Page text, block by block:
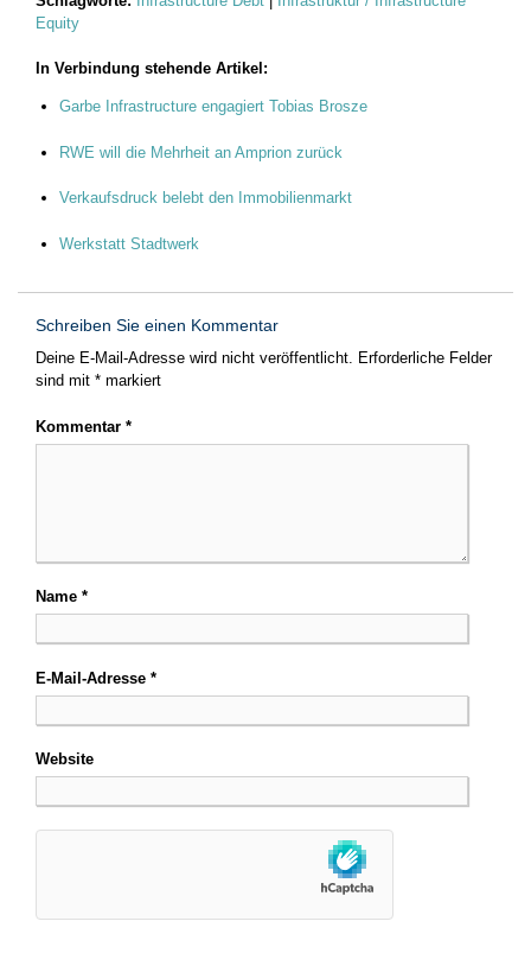
Equity
In Verbindung stehende Artikel:
Garbe Infrastructure engagiert Tobias Brosze
RWE will die Mehrheit an Amprion zurück
Verkaufsdruck belebt den Immobilienmarkt
Werkstatt Stadtwerk
Schreiben Sie einen Kommentar
Deine E-Mail-Adresse wird nicht veröffentlicht. Erforderliche Felder
sind mit * markiert
Kommentar *
Name *
E-Mail-Adresse *
Website